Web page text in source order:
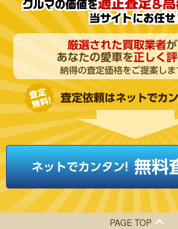
PAGE TOP